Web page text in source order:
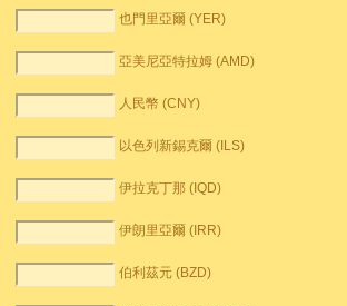
也門里亞爾 (YER)
亞美尼亞特拉姆 (AMD)
人民幣 (CNY)
以色列新錫克爾 (ILS)
伊拉克丁那 (IQD)
伊朗里亞爾 (IRR)
伯利茲元 (BZD)